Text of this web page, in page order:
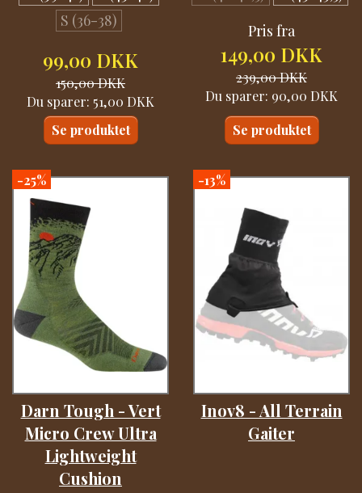
S (36-38)
99,00 DKK
150,00 DKK
Du sparer: 51,00 DKK
Se produktet
Pris fra
149,00 DKK
239,00 DKK
Du sparer: 90,00 DKK
Se produktet
-25%
Darn Tough - Vert
Micro Crew Ultra
Lightweight
Cushion
-13%
Inov8 - All Terrain
Gaiter